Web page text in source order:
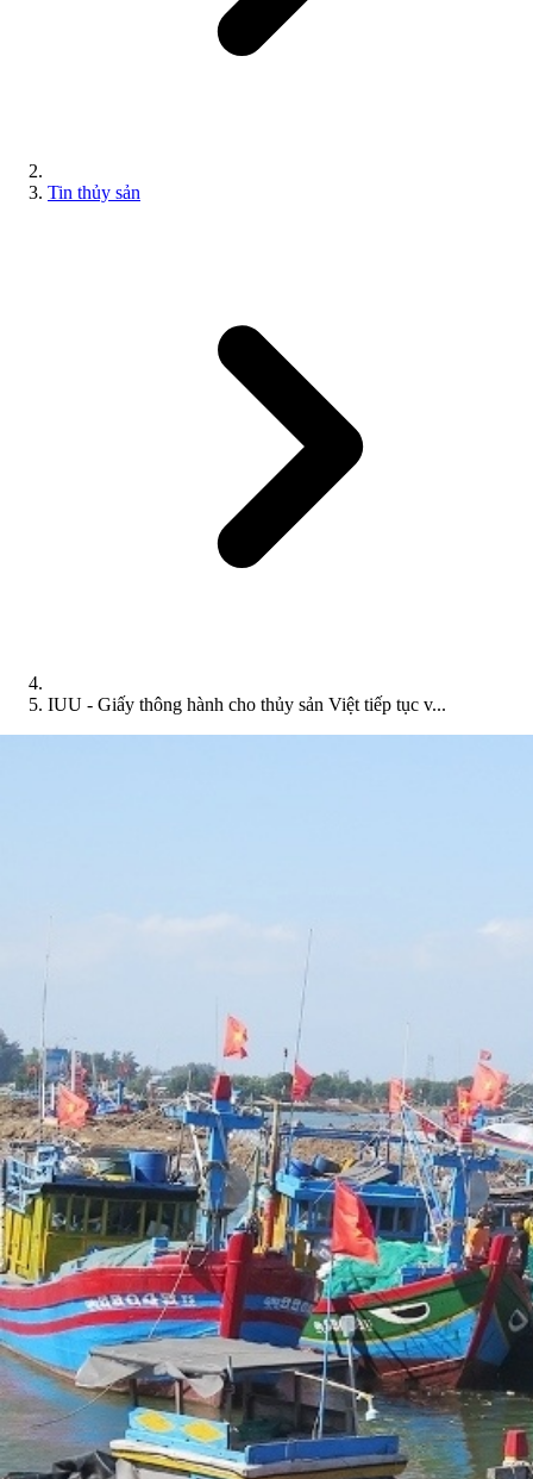
Tin thủy sản
IUU - Giấy thông hành cho thủy sản Việt tiếp tục v...